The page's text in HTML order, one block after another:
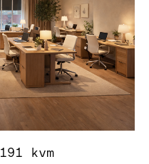
Götaverksgatan 8, 191 kvm